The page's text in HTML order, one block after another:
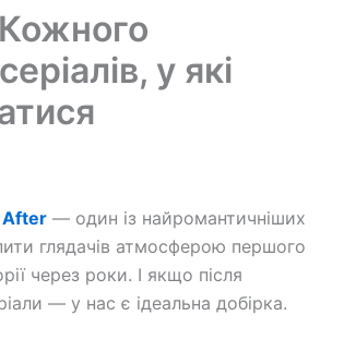
у які
After — один із найромантичніших
глядачів атмосферою першого
через роки. І якщо після
— у нас є ідеальна добірка.